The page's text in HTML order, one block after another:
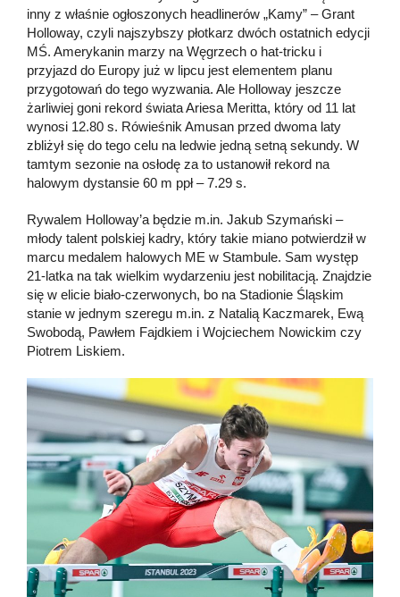
inny z właśnie ogłoszonych headlinerów „Kamy” – Grant
Holloway, czyli najszybszy płotkarz dwóch ostatnich edycji
MŚ. Amerykanin marzy na Węgrzech o hat-tricku i
przyjazd do Europy już w lipcu jest elementem planu
przygotowań do tego wyzwania. Ale Holloway jeszcze
żarliwiej goni rekord świata Ariesa Meritta, który od 11 lat
wynosi 12.80 s. Rówieśnik Amusan przed dwoma laty
zbliżył się do tego celu na ledwie jedną setną sekundy. W
tamtym sezonie na osłodę za to ustanowił rekord na
halowym dystansie 60 m ppł – 7.29 s.
Rywalem Holloway’a będzie m.in. Jakub Szymański –
młody talent polskiej kadry, który takie miano potwierdził w
marcu medalem halowych ME w Stambule. Sam występ
21-latka na tak wielkim wydarzeniu jest nobilitacją. Znajdzie
się w elicie biało-czerwonych, bo na Stadionie Śląskim
stanie w jednym szeregu m.in. z Natalią Kaczmarek, Ewą
Swobodą, Pawłem Fajdkiem i Wojciechem Nowickim czy
Piotrem Liskiem.